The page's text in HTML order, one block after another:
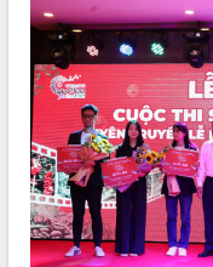
Kết nối tour, đẩy mạnh
để phát triển du lịch Đắk Lắk
Khởi động Dự án Đầu tư xây
tầng kỹ thuật Cụm công nghiệp
Tiến
Gặp mặt các cơ quan báo chí
niệm 101 năm Ngày Báo chí
mạng Việt Nam
Đắk Lắk sơ kết 4 năm triển
hiện Đề án 06 của Chính phủ